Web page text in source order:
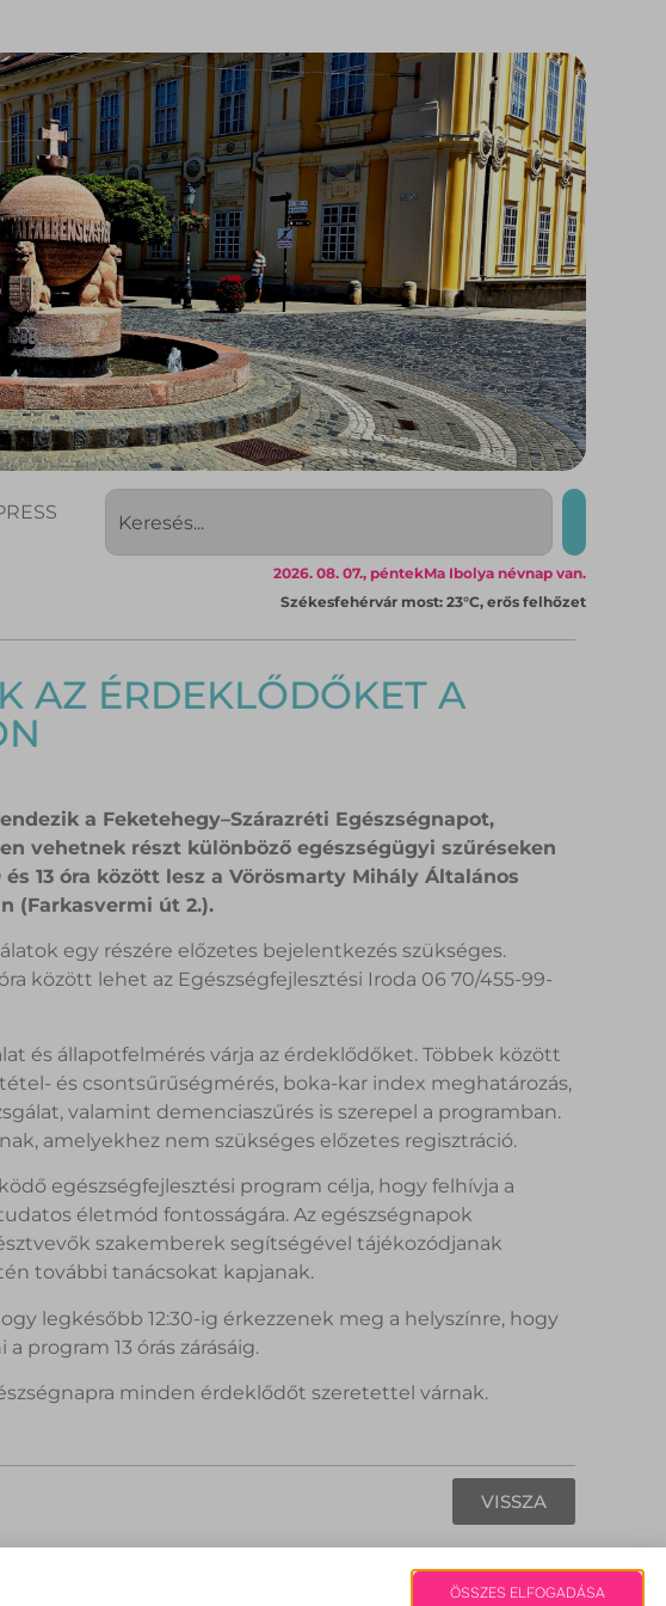
Ma Ibolya névnap van.
2026. 08. 07., péntek
Székesfehérvár most: 23°C, erős felhőzet
AZ ÉRDEKLŐDŐKET A
a Feketehegy–Szárazréti Egészségnapot,
vehetnek részt különböző egészségügyi szűréseken
13 óra között lesz a Vörösmarty Mihály Általános
(Farkasvermi út 2.).
egy részére előzetes bejelentkezés szükséges.
között lehet az Egészségfejlesztési Iroda 06 70/455-99-
és állapotfelmérés várja az érdeklődőket. Többek között
és csontsűrűségmérés, boka-kar index meghatározás,
valamint demenciaszűrés is szerepel a programban.
amelyekhez nem szükséges előzetes regisztráció.
egészségfejlesztési program célja, hogy felhívja a
életmód fontosságára. Az egészségnapok
szakemberek segítségével tájékozódjanak
további tanácsokat kapjanak.
legkésőbb 12:30-ig érkezzenek meg a helyszínre, hogy
program 13 órás zárásáig.
minden érdeklődőt szeretettel várnak.
VISSZA
Fehérvári Hírek | Copyright 2008
ÖSSZES ELFOGADÁSA